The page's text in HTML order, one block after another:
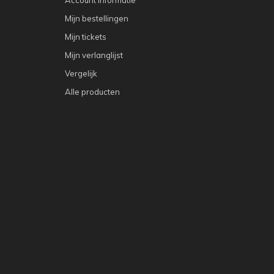
Mijn bestellingen
Mijn tickets
Mijn verlanglijst
Vergelijk
Alle producten